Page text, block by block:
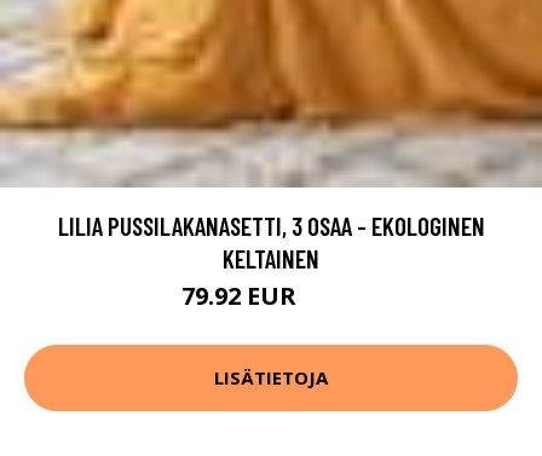
LILIA PUSSILAKANASETTI, 3 OSAA - EKOLOGINEN
KELTAINEN
79.92 EUR
LISÄTIETOJA